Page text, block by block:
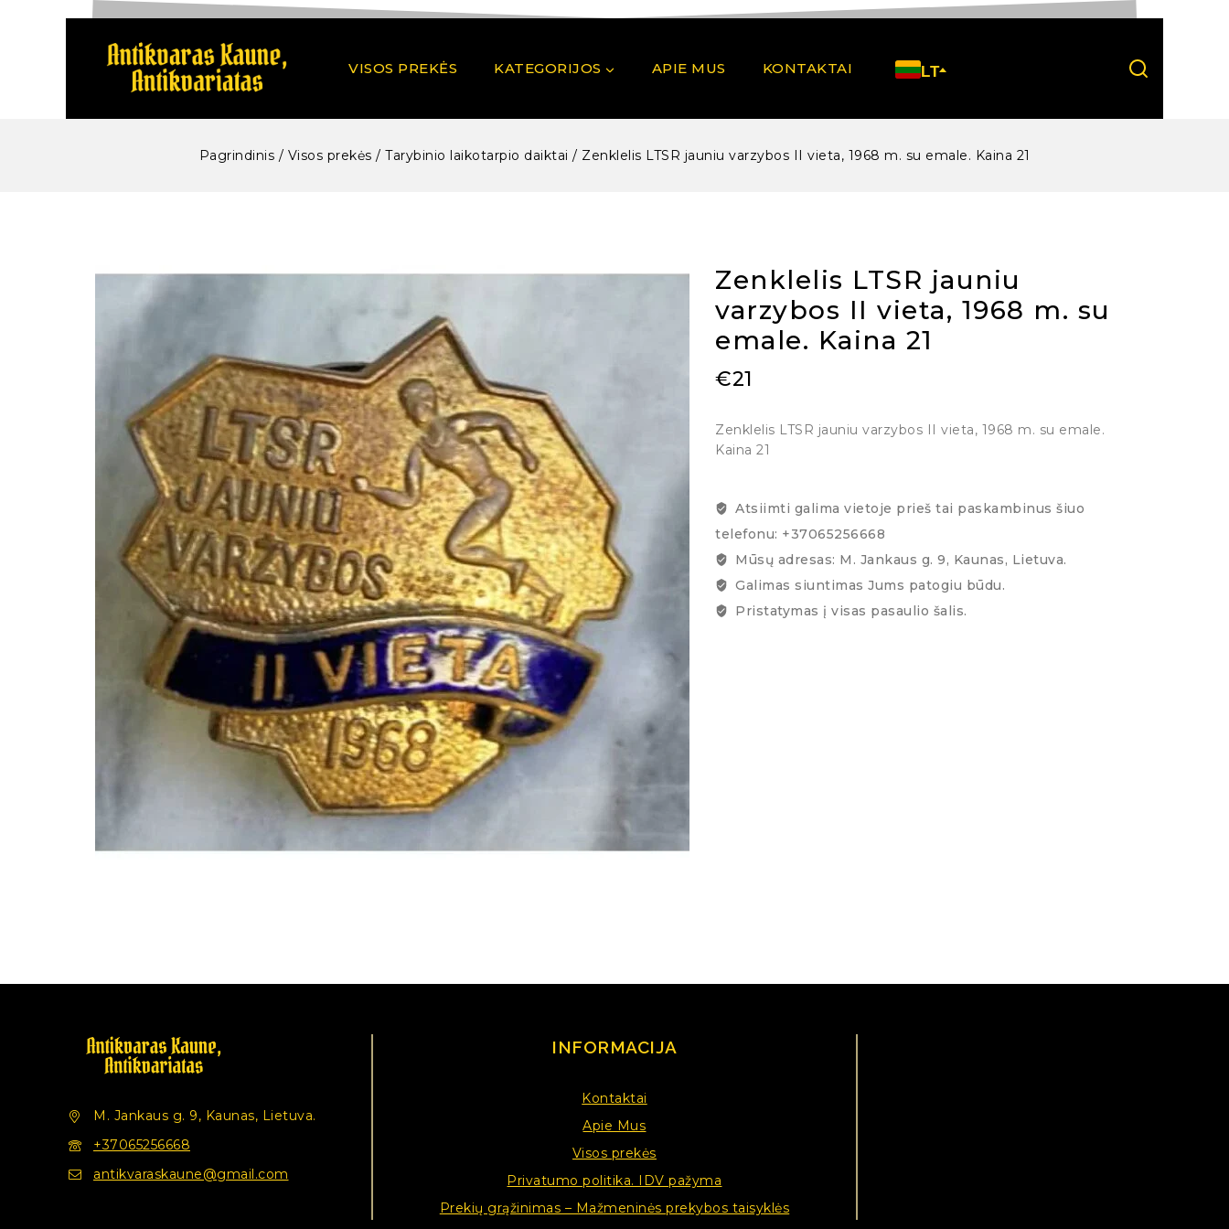
VISOS PREKĖS KATEGORIJOS APIE MUS KONTAKTAI LT
Pagrindinis / Visos prekės / Tarybinio laikotarpio daiktai / Zenklelis LTSR jauniu varzybos II vieta, 1968 m. su emale. Kaina 21
Zenklelis LTSR jauniu
varzybos II vieta, 1968 m. su
emale. Kaina 21
€21
Zenklelis LTSR jauniu varzybos II vieta, 1968 m. su emale.
Kaina 21
Atsiimti galima vietoje prieš tai paskambinus šiuo
telefonu: +37065256668
Mūsų adresas: M. Jankaus g. 9, Kaunas, Lietuva.
Galimas siuntimas Jums patogiu būdu.
Pristatymas į visas pasaulio šalis.
M. Jankaus g. 9, Kaunas, Lietuva.
+37065256668
antikvaraskaune@gmail.com
INFORMACIJA
Kontaktai
Apie Mus
Visos prekės
Privatumo politika. IDV pažyma
Prekių grąžinimas – Mažmeninės prekybos taisyklės